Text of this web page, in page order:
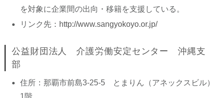
を対象に企業間の出向・移籍を支援している。
リンク先： http://www.sangyokoyo.or.jp/
公益財団法人 介護労働安定センター 沖縄支
部
住所：那覇市前島3-25-5 とまりん（アネックスビル）
1階